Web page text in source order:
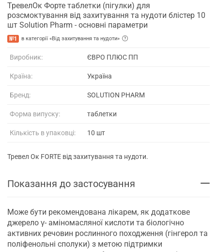
ТревелОк Форте таблетки (пігулки) для
розсмоктування від захитування та нудоти блістер 10
шт Solution Pharm - основні параметри
№1 в категорії «Від захитування та нудоти»
Виробник: ЄВРО ПЛЮС ПП
Країна: Україна
Бренд: SOLUTION PHARM
Форма випуску: таблетки
Кількість в упаковці: 10 шт
Тревел Ок FORTE від захитування та нудоти.
Показання до застосування
Може бути рекомендована лікарем, як додаткове
джерело γ- аміномасляної кислоти та біологічно
активних речовин рослинного походження (гінгерол та
поліфенольні сполуки) з метою підтримки